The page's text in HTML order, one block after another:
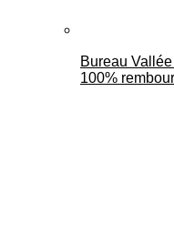
Bureau
100%